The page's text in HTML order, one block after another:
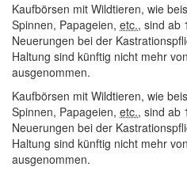
Kaufbörsen mit Wildtieren, wie
Spinnen, Papageien, etc., sind ab
Neuerungen bei der
Haltung sind künftig nicht mehr
ausgenommen.
Kaufbörsen mit Wildtieren, wie
Spinnen, Papageien, etc., sind ab
Neuerungen bei der
Haltung sind künftig nicht mehr
ausgenommen.